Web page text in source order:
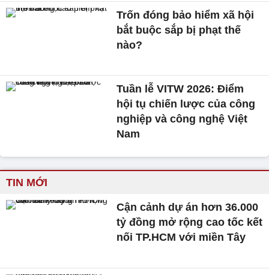
Trốn đóng bảo hiểm xã hội
bắt buộc sắp bị phạt thế
nào?
Tuần lễ VITW 2026: Điểm
hội tụ chiến lược của công
nghiệp và công nghệ Việt
Nam
TIN MỚI
Cận cảnh dự án hơn 36.000
tỷ đồng mở rộng cao tốc kết
nối TP.HCM với miền Tây